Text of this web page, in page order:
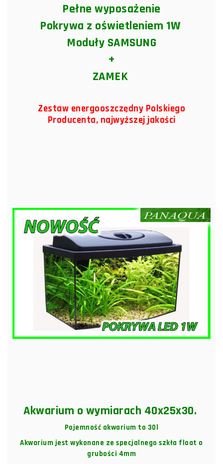
Pełne wyposażenie
Pokrywa z oświetleniem 1W
Moduły SAMSUNG
+
ZAMEK
Zestaw energooszczędny Polskiego
Producenta, najwyższej jakości
Akwarium o wymiarach 40x25x30.
Pojemność akwarium to 30l
Akwarium jest wykonane ze specjalnego szkła float o
grubości 4mm